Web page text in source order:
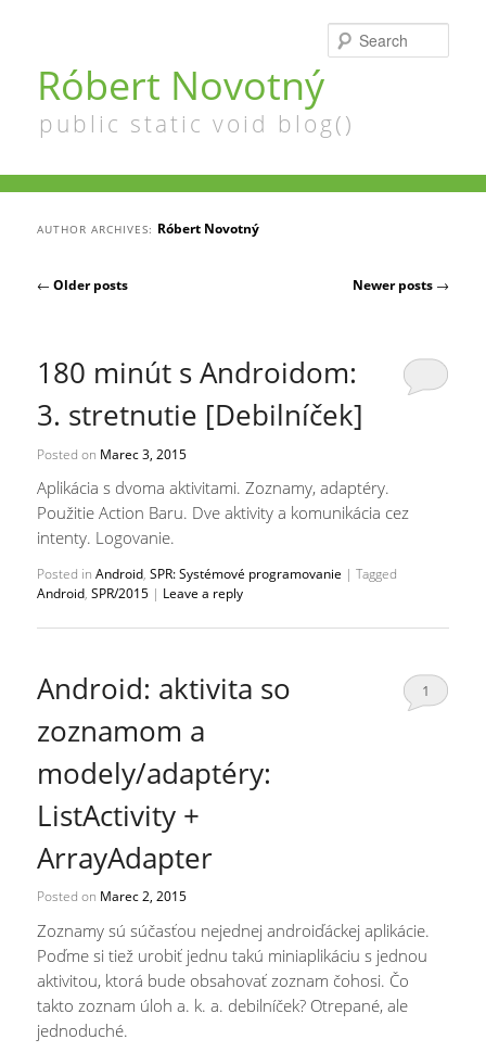
Róbert Novotný
public static void blog()
AUTHOR ARCHIVES: Róbert Novotný
Post navigation
← Older posts Newer posts →
180 minút s Androidom:
3. stretnutie [Debilníček]
Posted on Marec 3, 2015
Aplikácia s dvoma aktivitami. Zoznamy, adaptéry.
Použitie Action Baru. Dve aktivity a komunikácia cez
intenty. Logovanie.
Posted in Android,SPR: Systémové programovanie |Tagged
Android,SPR/2015 | Leave a reply
Android: aktivita so
zoznamom a
modely/adaptéry:
ListActivity +
ArrayAdapter
Posted on Marec 2, 2015
1
Zoznamy sú súčasťou nejednej androiďáckej aplikácie.
Poďme si tiež urobiť jednu takú miniaplikáciu s jednou
aktivitou, ktorá bude obsahovať zoznam čohosi. Čo
takto zoznam úloh a. k. a. debilníček? Otrepané, ale
jednoduché.